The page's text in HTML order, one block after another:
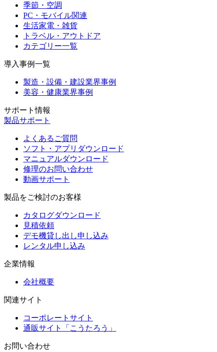
季節・空調
PC・モバイル関連
生活家電・雑貨
トラベル・アウトドア
カテゴリー一覧
導入事例一覧
製造・設備・建設業界事例
美容・健康業界事例
サポート情報
製品サポート
よくあるご質問
ソフト・アプリダウンロード
マニュアルダウンロード
修理のお問い合わせ
動画サポート
製品をご検討のお客様
カタログダウンロード
見積依頼
デモ機貸し出し申し込み
レンタル申し込み
企業情報
会社概要
関連サイト
コーポレートサイト
通販サイト「こうたろう」
お問い合わせ